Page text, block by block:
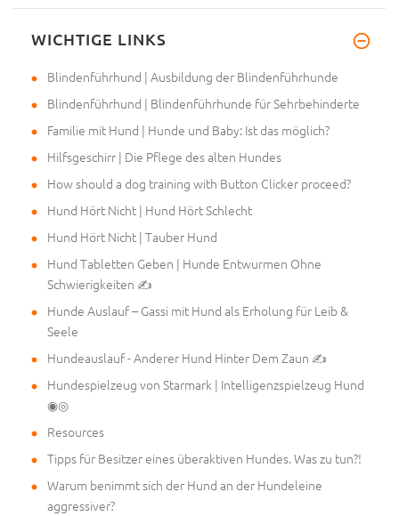
Mein Frauchen hat mir den Maul
WICHTIGE LINKS
Blindenführhund | Ausbildung der Blindenführhunde
Blindenführhund | Blindenführhunde für Sehrbehinderte
Familie mit Hund | Hunde und Baby: Ist das möglich?
Hilfsgeschirr | Die Pflege des alten Hundes
How should a dog training with Button Clicker proceed?
Hund Hört Nicht | Hund Hört Schlecht
Hund Hört Nicht | Tauber Hund
Hund Tabletten Geben | Hunde Entwurmen Ohne
Schwierigkeiten ✍
Hunde Auslauf – Gassi mit Hund als Erholung für Leib &
Seele
Hundeauslauf - Anderer Hund Hinter Dem Zaun ✍
Hundespielzeug von Starmark | Intelligenzspielzeug Hund
◉◎
Resources
Tipps für Besitzer eines überaktiven Hundes. Was zu tun?!
Warum benimmt sich der Hund an der Hundeleine
aggressiver?